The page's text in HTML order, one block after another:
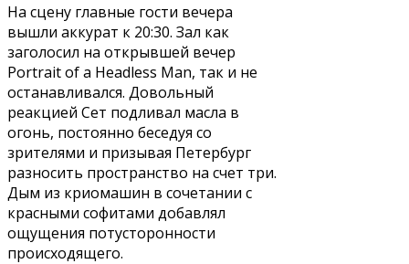
На сцену главные гости вечера
вышли аккурат к 20:30. Зал как
заголосил на открывшей вечер
Portrait of a Headless Man, так и не
останавливался. Довольный
реакцией Сет подливал масла в
огонь, постоянно беседуя со
зрителями и призывая Петербург
разносить пространство на счет три.
Дым из криомашин в сочетании с
красными софитами добавлял
ощущения потусторонности
происходящего.